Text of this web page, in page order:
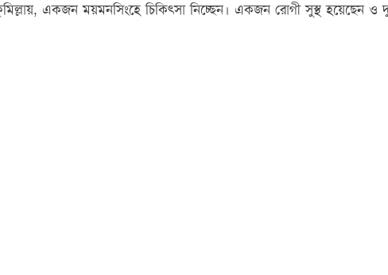
একজন ময়মনসিংহে চিকিৎসা নিচ্ছেন। একজন রোগী সুস্থ হয়েছেন